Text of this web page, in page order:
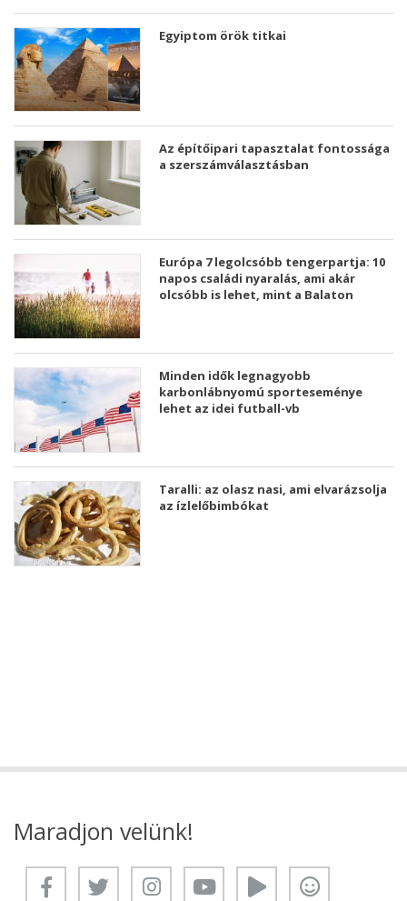
Egyiptom örök titkai
Az építőipari tapasztalat fontossága
a szerszámválasztásban
Európa 7 legolcsóbb tengerpartja: 10
napos családi nyaralás, ami akár
olcsóbb is lehet, mint a Balaton
Minden idők legnagyobb
karbonlábnyomú sporteseménye
lehet az idei futball-vb
Taralli: az olasz nasi, ami elvarázsolja
az ízlelőbimbókat
Maradjon velünk!